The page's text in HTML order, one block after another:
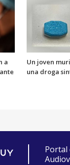
a
Un joven
una droga
Portal